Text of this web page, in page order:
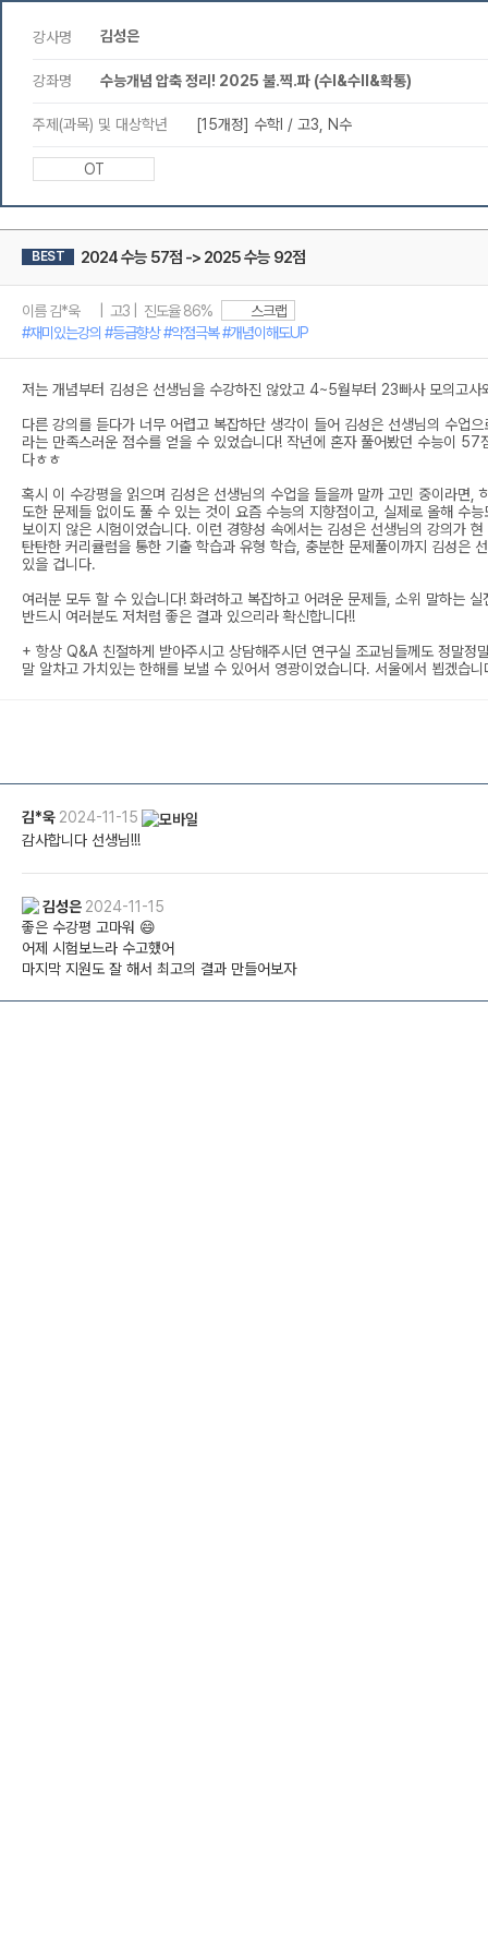
강사명 김성은
강좌명 수능개념 압축 정리! 2025 불.찍.파 (수I&수II&확통)
주제(과목) 및 대상학년 [15개정] 수학l / 고3, N수
OT
BEST 2024 수능 57점 -> 2025 수능 92점
이름 김*욱 | 고3 | 진도율 86%
스크랩
#재미있는강의 #등급향상 #약점극복 #개념이해도UP
저는 개념부터 김성은 선생님을 수강하진 않았고 4~5월부터 23빠사 모의고
다른 강의를 듣다가 너무 어렵고 복잡하단 생각이 들어 김성은 선생님의 수업
라는 만족스러운 점수를 얻을 수 있었습니다! 작년에 혼자 풀어봤던 수능이
다ㅎㅎ
혹시 이 수강평을 읽으며 김성은 선생님의 수업을 들을까 말까 고민 중이라면,
도한 문제들 없이도 풀 수 있는 것이 요즘 수능의 지향점이고, 실제로 올해 수
보이지 않은 시험이었습니다. 이런 경향성 속에서는 김성은 선생님의 강의가
탄탄한 커리큘럼을 통한 기출 학습과 유형 학습, 충분한 문제풀이까지 김성은
있을 겁니다.
여러분 모두 할 수 있습니다! 화려하고 복잡하고 어려운 문제들, 소위 말하는
반드시 여러분도 저처럼 좋은 결과 있으리라 확신합니다!!
+ 항상 Q&A 친절하게 받아주시고 상담해주시던 연구실 조교님들께도 정말정
말 알차고 가치있는 한해를 보낼 수 있어서 영광이었습니다. 서울에서 뵙겠습
김*욱 2024-11-15
감사합니다 선생님!!!
김성은 2024-11-15
좋은 수강평 고마워 😄
어제 시험보느라 수고했어
마지막 지원도 잘 해서 최고의 결과 만들어보자